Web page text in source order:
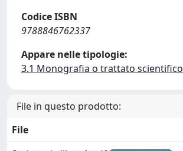
Codice ISBN
9788846762337
Appare nelle tipologie:
3.1 Monografia o trattato scientifico
File in questo prodotto:
File